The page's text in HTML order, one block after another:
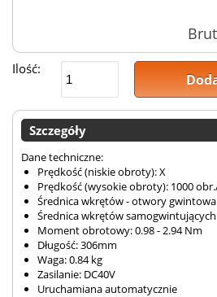
Ilość:
Szczegóły
Dane techniczne:
Prędkość (niskie obroty): X
Prędkość (wysokie obroty): 1000
Średnica wkrętów - otwory
Średnica wkrętów
Moment obrotowy: 0.98 - 2.94 Nm
Długość: 306mm
Waga: 0.84 kg
Zasilanie: DC40V
Uruchamiana automatycznie